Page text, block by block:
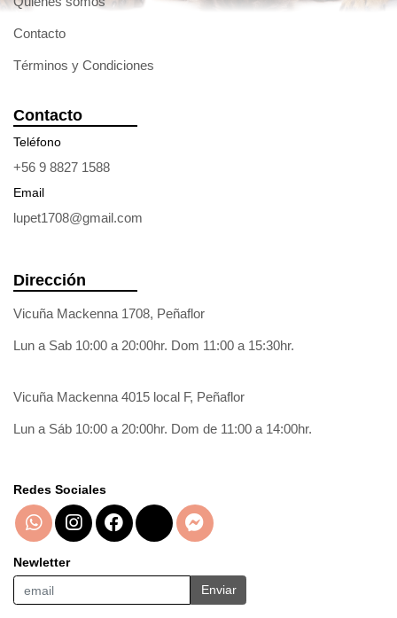
Contacto
Términos y Condiciones
Contacto
Teléfono
+56 9 8827 1588
Email
lupet1708@gmail.com
Dirección
Vicuña Mackenna 1708, Peñaflor
Lun a Sab 10:00 a 20:00hr. Dom 11:00 a 15:30hr.
Vicuña Mackenna 4015 local F, Peñaflor
Lun a Sáb 10:00 a 20:00hr. Dom de 11:00 a 14:00hr.
Redes Sociales
Newletter
Enviar